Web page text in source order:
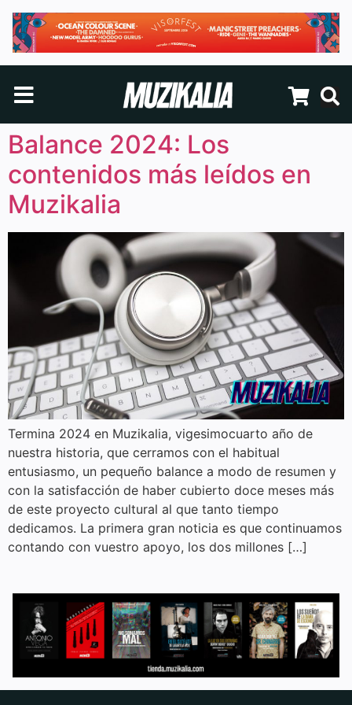
Balance 2024: Los
contenidos más leídos en
Muzikalia
Termina 2024 en Muzikalia, vigesimocuarto año de
nuestra historia, que cerramos con el habitual
entusiasmo, un pequeño balance a modo de resumen y
con la satisfacción de haber cubierto doce meses más
de este proyecto cultural al que tanto tiempo
dedicamos. La primera gran noticia es que continuamos
contando con vuestro apoyo, los dos millones […]